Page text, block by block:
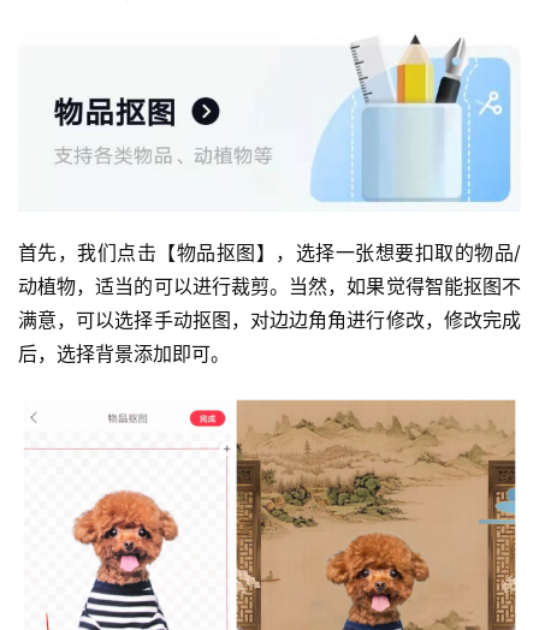
首先，我们点击【物品抠图】，选择一张想要扣取的物品/
动植物，适当的可以进行裁剪。当然，如果觉得智能抠图不
满意，可以选择手动抠图，对边边角角进行修改，修改完成
后，选择背景添加即可。